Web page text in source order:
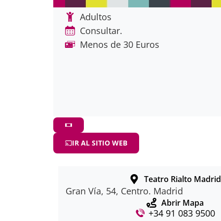
Adultos
Consultar.
Menos de 30 Euros
IR AL SITIO WEB
Teatro Rialto Madrid
Gran Vía, 54, Centro. Madrid
Abrir Mapa
+34 91 083 9500